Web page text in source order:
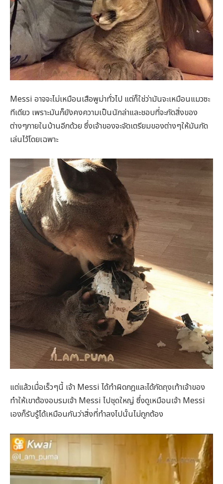
Messi อาจจะไม่เหมือนเสือพูม่าทั่วไป แต่ก็ใช่ว่ามันจะเหมือนแมวซะ
ทีเดียว เพราะมันก็ยังคงความเป็นนักล่าและชอบที่จะกัดสิ่งของ
ต่างๆภายในบ้านอีกด้วย ซึ่งเจ้าของจะจัดเตรียมของต่างๆให้มันกัด
เล่นไว้โดยเฉพาะ
แต่แล้วเมื่อเร็วๆนี้ เจ้า Messi ได้ทำผิดกฎและได้กัดถุงเท้าเจ้าของ
ทำให้เขาต้องอบรมเจ้า Messi ไปชุดใหญ่ ซึ่งดูเหมือนเจ้า Messi
เองก็รับรู้ได้เหมือนกันว่าสิ่งที่ทำลงไปนั้นไม่ถูกต้อง